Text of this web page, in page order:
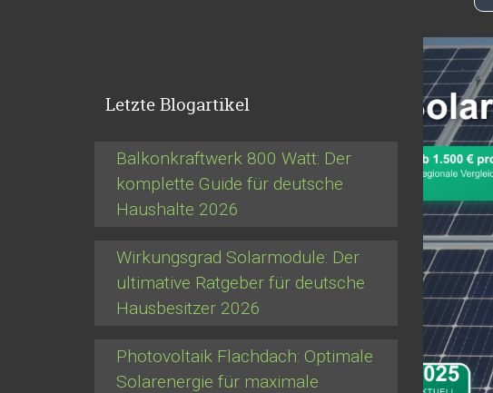
Letzte Blogartikel
Balkonkraftwerk 800 Watt: Der
komplette Guide für deutsche
Haushalte 2026
Wirkungsgrad Solarmodule: Der
ultimative Ratgeber für deutsche
Hausbesitzer 2026
Photovoltaik Flachdach: Optimale
Solarenergie für maximale